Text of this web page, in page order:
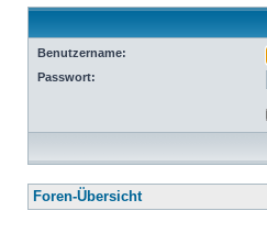
Benutzername:
Passwort:
Foren-Übersicht